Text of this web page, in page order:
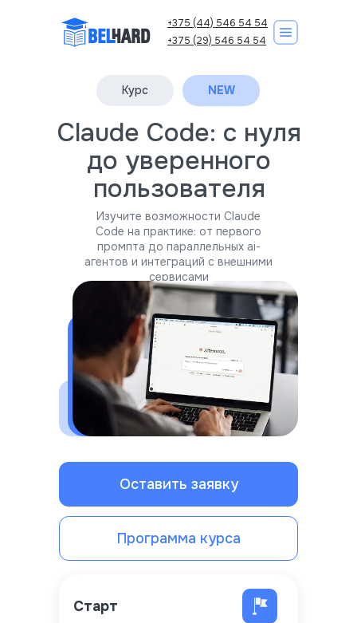
+375 (44) 546 54 54
+375 (29) 546 54 54
Записаться на курс
Изучите возможности Claude
Code на практике: от первого
промпта до параллельных ai-
агентов и интеграций с внешними
сервисами
Claude Code: с нуля
до уверенного
пользователя
Курс NEW
Старт
Оставить заявку
Программа курса